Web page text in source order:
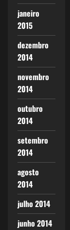
janeiro
2015
dezembro
2014
novembro
2014
outubro
2014
setembro
2014
agosto
2014
julho 2014
junho 2014